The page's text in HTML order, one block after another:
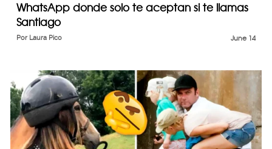
WhatsApp donde solo te aceptan si te llamas
Santiago
June 14
Por Laura Pico